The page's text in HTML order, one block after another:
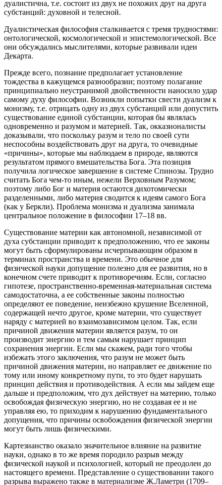
дуалистична, т.е. состоит из двух не похожих друг на друга
субстанций: духовной и телесной.
Дуалистическая философия сталкивается с тремя трудностями:
онтологической, космологической и эпистемологической. Все
они обсуждались мыслителями, которые развивали идеи
Декарта.
Прежде всего, познание предполагает установление
тождества в кажущемся разнообразии; поэтому полагание
принципиально неустранимой двойственности наносило удар
самому духу философии. Возникли попытки свести дуализм к
монизму, т.е. отрицать одну из двух субстанций или допустить
существование единой субстанции, которая бы являлась
одновременно и разумом и материей. Так, окказионалисты
доказывали, что поскольку разум и тело по своей сути
неспособны воздействовать друг на друга, то очевидные
«причины», которые мы наблюдаем в природе, являются
результатом прямого вмешательства Бога. Эта позиция
получила логическое завершение в системе Спинозы. Трудно
считать Бога чем-то иным, нежели Верховным Разумом;
поэтому либо Бог и материя остаются дихотомически
разделенными, либо материя сводится к идеям самого Бога
(как у Беркли). Проблема монизма и дуализма занимала
центральное положение в философии 17–18 вв.
Существование материи как автономной, независимой от
духа субстанции приводит к предположению, что ее законы
могут быть сформулированы исчерпывающим образом в
терминах пространства и времени. Это обычное для
физической науки допущение полезно для ее развития, но в
конечном счете приводит к противоречиям. Если, согласно
гипотезе, пространственно-временная-материальная система
самодостаточна, а ее собственные законы полностью
определяют ее поведение, неизбежно крушение Вселенной,
содержащей нечто другое, кроме материи, что существует
наряду с материей во взаимозависимом целом. Так, если
причиной движения материи является разум, то он
производит энергию и тем самым нарушает принцип
сохранения энергии. Если мы скажем, ради того чтобы
избежать этого заключения, что разум не может быть
причиной движения материи, но направляет ее движение по
тому или иному конкретному пути, то это будет нарушать
принцип действия и противодействия. А если мы зайдем еще
дальше и предположим, что дух действует на материю, только
освобождая физическую энергию, но не создавая ее и не
управляя ею, то приходим к нарушению фундаментального
допущения, что причины освобождения физической энергии
могут быть лишь физическими.
Картезианство оказало значительное влияние на развитие
науки, однако в то же время породило разрыв между
физической наукой и психологией, который не преодолен до
настоящего времени. Представление о существовании такого
разрыва выражено также в материализме Ж.Ламетри (1709–